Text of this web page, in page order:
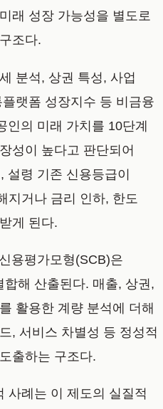
래 성장 가능성을 별도로
조다.
분석, 상권 특성, 사업
랫폼 성장지수 등 비금융
인의 미래 가치를 10단계
성이 높다고 판단되어
설령 기존 신용등급이
지거나 금리 인하, 한도
게 된다.
용평가모형(SCB)은
해 산출된다. 매출, 상권,
활용한 계량 분석에 더해
, 서비스 차별성 등 정성적
출하는 구조다.
사례는 이 제도의 실질적